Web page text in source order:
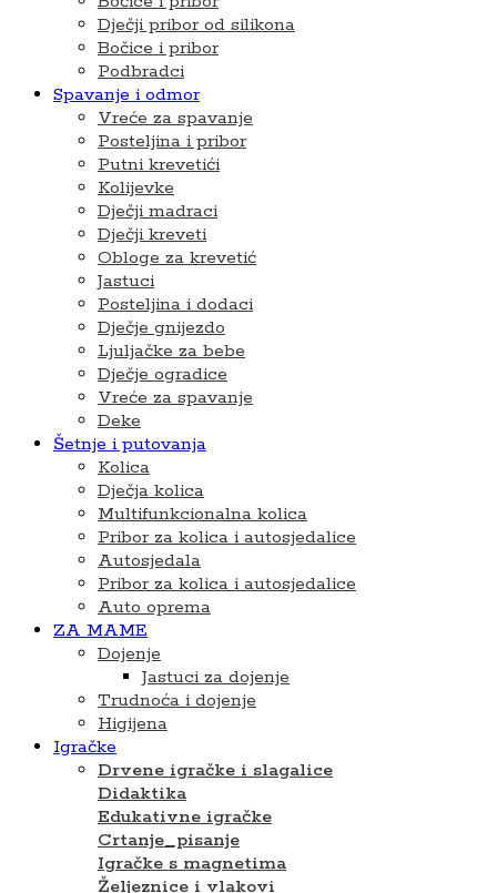
Dječji pribor od silikona
Bočice i pribor
Podbradci
Spavanje i odmor
Vreće za spavanje
Posteljina i pribor
Putni krevetići
Kolijevke
Dječji madraci
Dječji kreveti
Obloge za krevetić
Jastuci
Posteljina i dodaci
Dječje gnijezdo
Ljuljačke za bebe
Dječje ogradice
Vreće za spavanje
Deke
Šetnje i putovanja
Kolica
Dječja kolica
Multifunkcionalna kolica
Pribor za kolica i autosjedalice
Autosjedala
Pribor za kolica i autosjedalice
Auto oprema
ZA MAME
Dojenje
Jastuci za dojenje
Trudnoća i dojenje
Higijena
Igračke
Drvene igračke i slagalice
Didaktika
Edukativne igračke
Crtanje_pisanje
Igračke s magnetima
Željeznice i vlakovi